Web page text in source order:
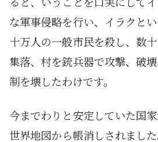
な軍事侵略を行い、イラクと
十万人の一般市民を殺し、数十
集落、村を銃兵器で攻撃、破
制を壊したわけです。
今までわりと安定していた国家
世界地図から帳消しされまし